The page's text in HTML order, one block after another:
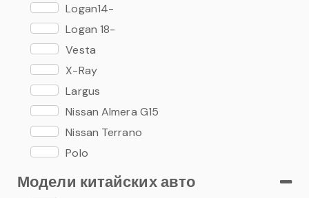
Logan14-
Logan 18-
Vesta
X-Ray
Largus
Nissan Almera G15
Nissan Terrano
Polo
Модели китайских авто